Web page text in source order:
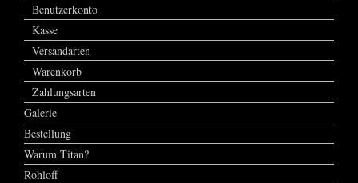
Benutzerkonto
Kasse
Versandarten
Warenkorb
Zahlungsarten
Galerie
Bestellung
Warum Titan?
Rohloff